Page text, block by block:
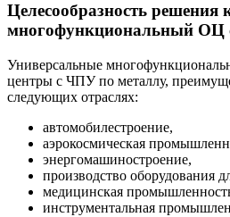
Целесообразность решения
многофункциональный
Универсальные
центры с ЧПУ по металлу,
следующих отраслях:
автомобилестроение,
аэрокосмическая
энергомашиностроение,
производство оборудования
медицинская
инструментальная